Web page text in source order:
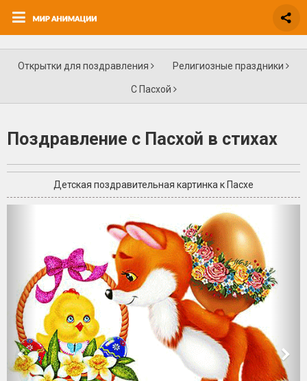
Открытки для поздравления Религиозные праздники
С Пасхой
Поздравление с Пасхой в стихах
Детская поздравительная картинка к Пасхе